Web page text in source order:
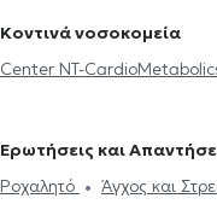
Ψυχογενής Βουλιμία -
Κρίση πανικού
διαδίκτυο
ΔΕΠΥ
Εθισμός
Τεστ
Κοντινά νοσοκομεία
Center NT-
Ερωτήσεις και
Ροχαλητό
Άγχος και